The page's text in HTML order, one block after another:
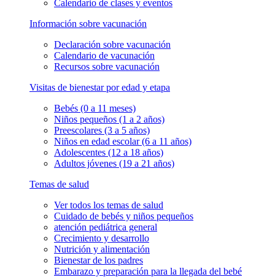
Calendario de clases y eventos
Información sobre vacunación
Declaración sobre vacunación
Calendario de vacunación
Recursos sobre vacunación
Visitas de bienestar por edad y etapa
Bebés (0 a 11 meses)
Niños pequeños (1 a 2 años)
Preescolares (3 a 5 años)
Niños en edad escolar (6 a 11 años)
Adolescentes (12 a 18 años)
Adultos jóvenes (19 a 21 años)
Temas de salud
Ver todos los temas de salud
Cuidado de bebés y niños pequeños
atención pediátrica general
Crecimiento y desarrollo
Nutrición y alimentación
Bienestar de los padres
Embarazo y preparación para la llegada del bebé